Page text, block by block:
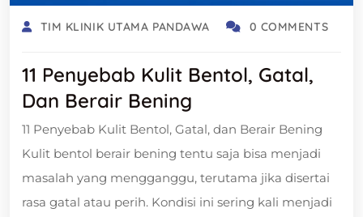
TIM KLINIK UTAMA PANDAWA 0 COMMENTS
11 Penyebab Kulit Bentol, Gatal,
Dan Berair Bening
11 Penyebab Kulit Bentol, Gatal, dan Berair Bening
Kulit bentol berair bening tentu saja bisa menjadi
masalah yang mengganggu, terutama jika disertai
rasa gatal atau perih. Kondisi ini sering kali menjadi